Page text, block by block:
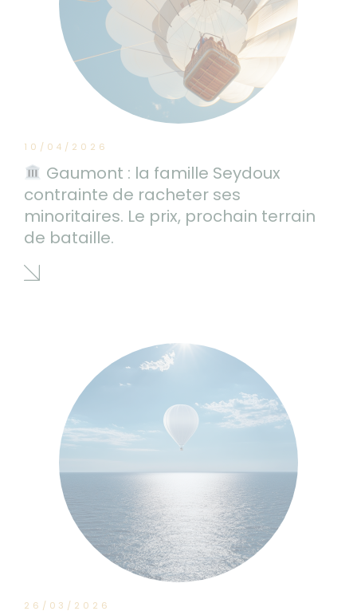
10/04/2026
Gaumont : la famille Seydoux
contrainte de racheter ses
minoritaires. Le prix, prochain terrain
de bataille.
26/03/2026